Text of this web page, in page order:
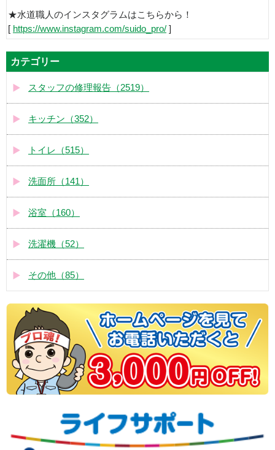
★水道職人のインスタグラムはこちらから！
[ https://www.instagram.com/suido_pro/ ]
カテゴリー
スタッフの修理報告（2519）
キッチン（352）
トイレ（515）
洗面所（141）
浴室（160）
洗濯機（52）
その他（85）